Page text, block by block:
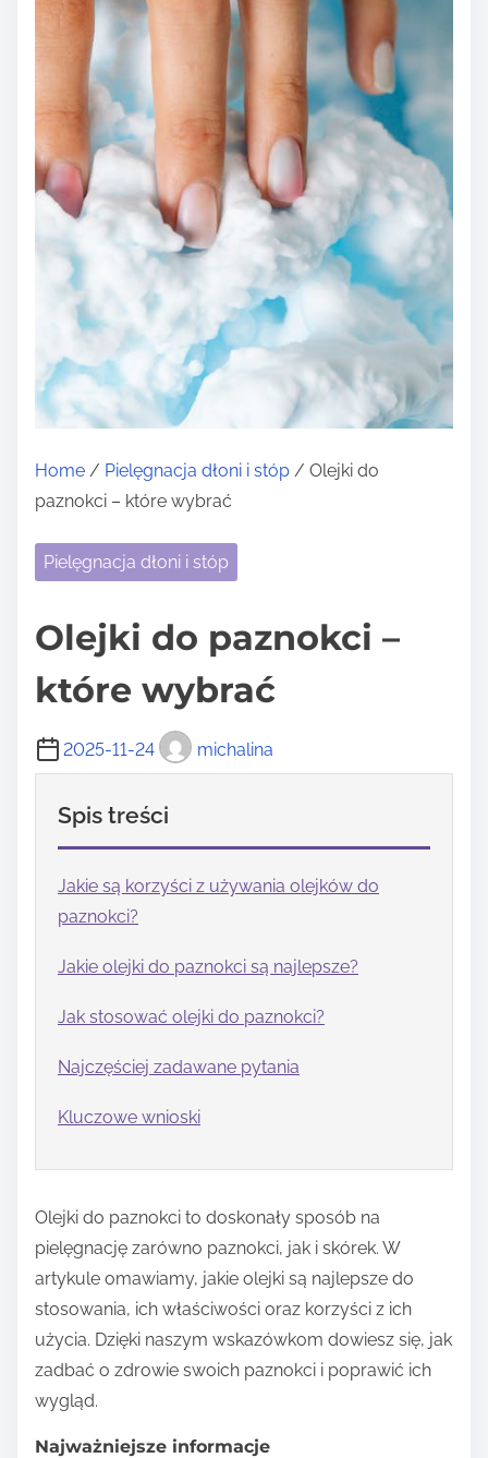
Home / Pielęgnacja dłoni i stóp / Olejki do
paznokci – które wybrać
Pielęgnacja dłoni i stóp
Olejki do paznokci –
które wybrać
2025-11-24 michalina
Spis treści
Jakie są korzyści z używania olejków do
paznokci?
Jakie olejki do paznokci są najlepsze?
Jak stosować olejki do paznokci?
Najczęściej zadawane pytania
Kluczowe wnioski
Olejki do paznokci to doskonały sposób na
pielęgnację zarówno paznokci, jak i skórek. W
artykule omawiamy, jakie olejki są najlepsze do
stosowania, ich właściwości oraz korzyści z ich
użycia. Dzięki naszym wskazówkom dowiesz się, jak
zadbać o zdrowie swoich paznokci i poprawić ich
wygląd.
Najważniejsze informacje